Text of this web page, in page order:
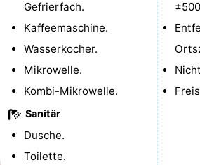
Parafliegen
-
Sportangeln
Essen
und
trinken
Veranstaltungen
-
Ringstechen
Zoutelande
Gefrierfach.
Kaffeemaschine.
Wasserkocher.
Mikrowelle.
Kombi-Mikrowelle.
Sanitär
Dusche.
Toilette.